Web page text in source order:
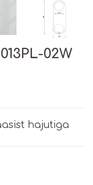
02W
hajutiga